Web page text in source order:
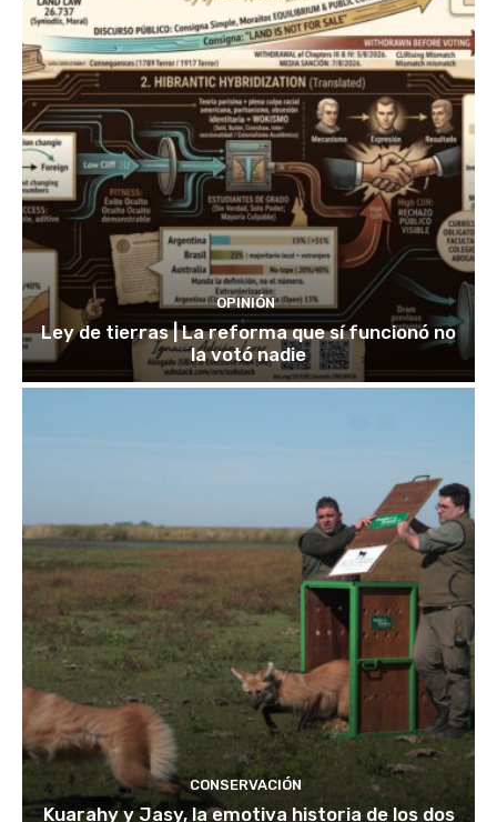
OPINIÓN
Ley de tierras | La reforma que sí funcionó no
la votó nadie
CONSERVACIÓN
Kuarahy y Jasy, la emotiva historia de los dos